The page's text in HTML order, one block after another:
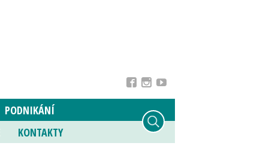
PODNIKÁNÍ
KONTAKTY